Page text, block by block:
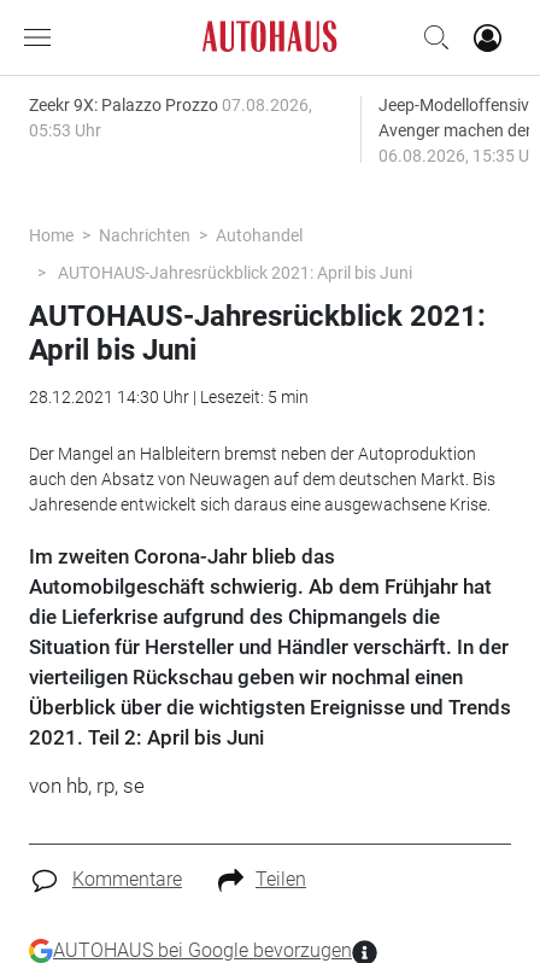
Zeekr 9X: Palazzo Prozzo 07.08.2026,
05:53 Uhr
Jeep-
Avenger machen
06.08.2026, 15:35
Home Nachrichten
Autohandel
AUTOHAUS-Jahresrückblick 2021: April bis Juni
AUTOHAUS-Jahresrückblick 2021:
April bis Juni
28.12.2021 14:30 Uhr | Lesezeit: 5 min
Der Mangel an Halbleitern bremst neben der Autoproduktion
auch den Absatz von Neuwagen auf dem deutschen Markt. Bis
Jahresende entwickelt sich daraus eine ausgewachsene Krise.
Im zweiten Corona-Jahr blieb das
Automobilgeschäft schwierig. Ab dem Frühjahr hat
die Lieferkrise aufgrund des Chipmangels die
Situation für Hersteller und Händler verschärft. In der
vierteiligen Rückschau geben wir nochmal einen
Überblick über die wichtigsten Ereignisse und Trends
2021. Teil 2: April bis Juni
von hb, rp, se
Kommentare Teilen
AUTOHAUS bei Google bevorzugen